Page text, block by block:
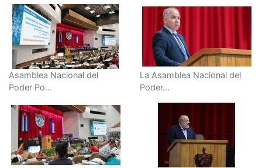
Asamblea Nacional del
Poder Po...
La Asamblea Nacional del
Poder...